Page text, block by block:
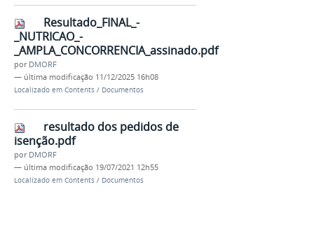
Resultado_FINAL_-
_NUTRICAO_-
_AMPLA_CONCORRENCIA_assinado.pdf
por DMORF
— última modificação 11/12/2025 16h08
Localizado em Contents / Documentos
resultado dos pedidos de
isenção.pdf
por DMORF
— última modificação 19/07/2021 12h55
Localizado em Contents / Documentos